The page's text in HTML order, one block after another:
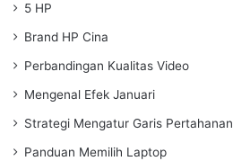
5 HP
Brand HP Cina
Perbandingan Kualitas Video
Mengenal Efek Januari
Strategi Mengatur Garis Pertahanan
Panduan Memilih Laptop